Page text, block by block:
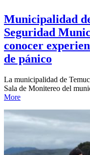
Municipalidad
Seguridad
conocer
de pánico
La municipalidad de
Sala de Monitereo del
More